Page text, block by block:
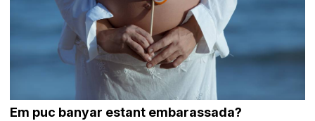
Em puc banyar estant embarassada?